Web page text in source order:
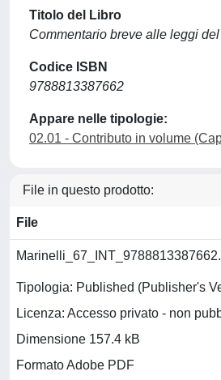
Titolo del Libro
Commentario breve alle leggi
Codice ISBN
9788813387662
Appare nelle tipologie:
02.01 - Contributo in volume
File in questo prodotto:
File
Tipologia: Published (Publisher's
Licenza: Accesso privato - non
Dimensione 157.4 kB
Formato Adobe PDF